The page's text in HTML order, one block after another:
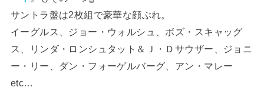
サントラ盤は2枚組で豪華な顔ぶれ。
イーグルス、ジョー・ウォルシュ、ボズ・スキャッグ
ス、リンダ・ロンシュタット＆Ｊ・Ｄサウザー、ジョニ
ー・リー、ダン・フォーゲルバーグ、アン・マレー
etc…